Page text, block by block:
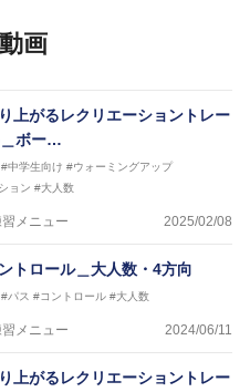
画
上がるレクリエーショントレー
ボー…
#中学生向け #ウォーミングアップ
ョン #大人数
メニュー 2025/02/08
トロール＿大人数・4方向
#パス #コントロール #大人数
メニュー 2024/06/11
上がるレクリエーショントレー